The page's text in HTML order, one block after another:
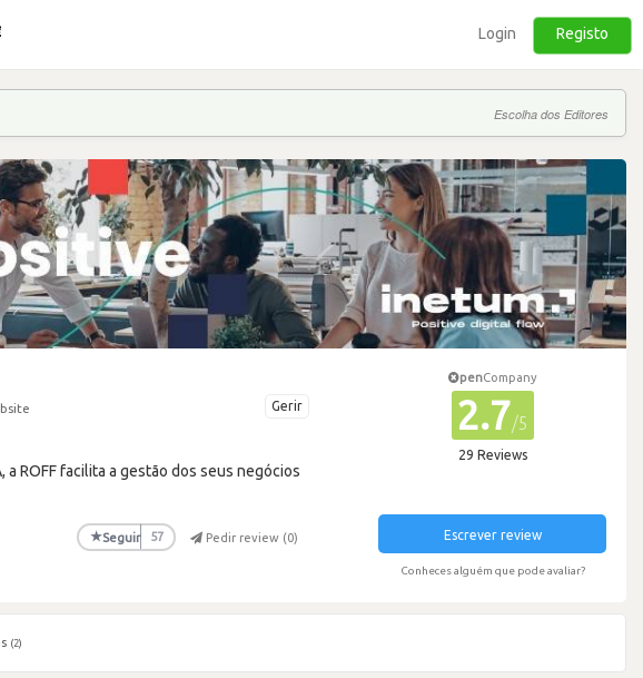
Login Registo
Escolha dos Editores
Gerir
a ROFF facilita a gestão dos seus negócios
★Seguir 57 Pedir review (0)
penCompany
2.7/5
29 Reviews
Escrever review
Conheces alguém que pode avaliar?
(2)